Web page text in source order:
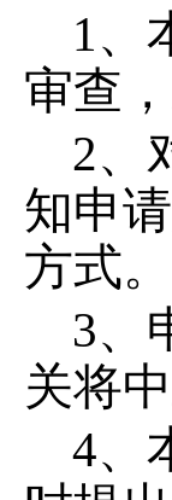
1、
审查
2、
知申
方式。
3、
关将
4、